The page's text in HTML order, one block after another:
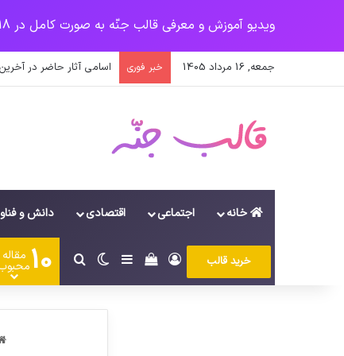
ویدیو آموزش و معرفی قالب جنّه به صورت کامل در 18 سرفصل
جمعه, 16 مرداد 1405 خبر فوری اسامی آثار حاضر در
خانه اجتماعی اقتصادی دانش و
خرید قالب وروددیدن سبد خرید
سایدبارتغییر پوسته
جستجو برای
10 مقاله